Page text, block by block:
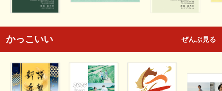
かっこいい ぜんぶ見る